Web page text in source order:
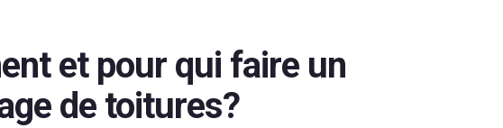
et pour qui faire un
de toitures?